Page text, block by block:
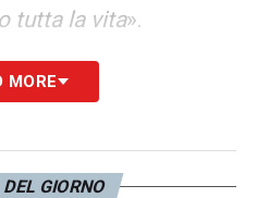
tutta la vita».
TOP NEWS
MORE
GIORNO